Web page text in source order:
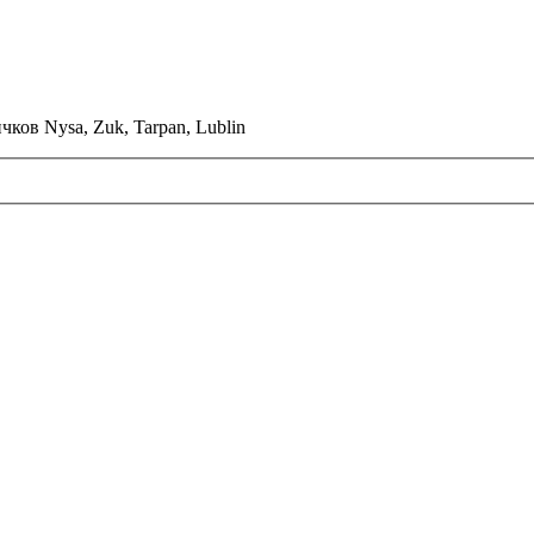
Nysa, Zuk, Tarpan, Lublin